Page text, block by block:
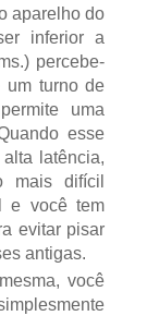
aparelho do
inferior a
percebe-
um turno de
uma
esse
latência,
mais difícil
e você tem
evitar pisar
antigas.
você